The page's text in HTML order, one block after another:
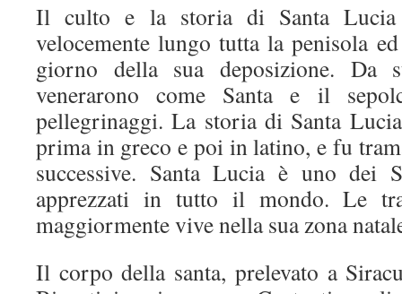
Il culto e la storia di Santa
velocemente lungo tutta la penisola
giorno della sua deposizione. Da
venerarono come Santa e il
pellegrinaggi. La storia di Santa
prima in greco e poi in latino, e fu
successive. Santa Lucia è uno dei
apprezzati in tutto il mondo. Le
maggiormente vive nella sua zona
Il corpo della santa, prelevato a